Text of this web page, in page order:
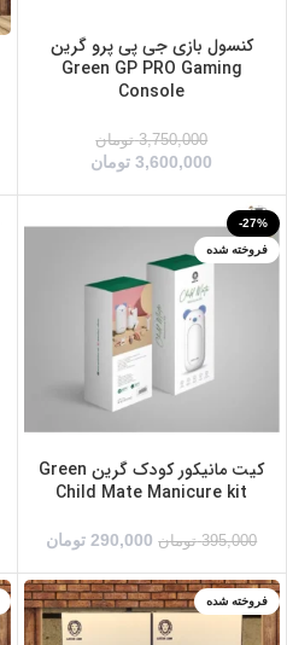
کنسول بازی جی پی پرو گرین
Green GP PRO Gaming
Console
3,750,000 تومان
3,600,000 تومان
-27%
فروخته شده
کیت مانیکور کودک گرین Green
Child Mate Manicure kit
395,000 تومان 290,000 تومان
فروخته شده